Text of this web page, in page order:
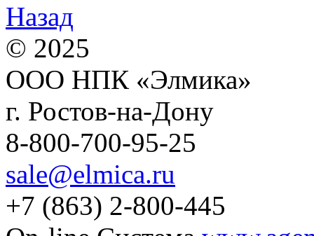
Назад
© 2025
ООО НПК «Элмика»
г. Ростов-на-Дону
8-800-700-95-25
sale@elmica.ru
+7 (863) 2-800-445